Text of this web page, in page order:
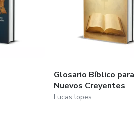
Glosario Bíblico para
Nuevos Creyentes
Lucas lopes